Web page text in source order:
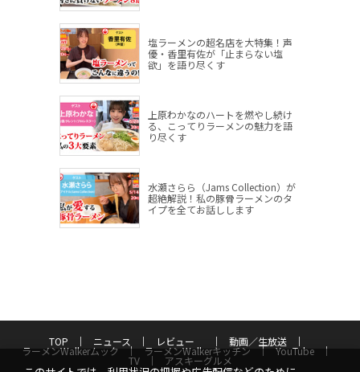
塩ラーメンの超名店を大特集！声
優・香里有佐が「止まらない塩
欲」を語り尽くす
上原わかなのハートを燃やし続け
る、こってりラーメンの魅力を語
り尽くす
水瀬さらら（Jams Collection）が
超絶解説！私の豚骨ラーメンのタ
イプを全てお話しします
TOP ニュース レビュー 動画／生放送
ラーメンWalkerムック ラーメンWalkerキッチン YouTube
TV アスキーグルメ